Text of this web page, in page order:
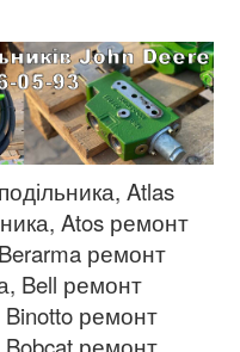
Atlas
Atos ремонт
ремонт
Bell ремонт
Binotto ремонт
Bobcat ремонт